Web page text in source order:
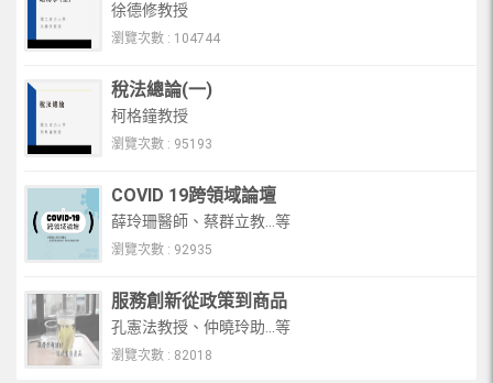
徐德修教授
瀏覽次數 : 104744
稅法總論(一)
柯格鐘教授
瀏覽次數 : 95193
COVID 19跨領域論壇
薛玲珊醫師、蔡群立教...等
瀏覽次數 : 92935
服務創新從政策到商品
孔憲法教授、仲曉玲助...等
瀏覽次數 : 82018